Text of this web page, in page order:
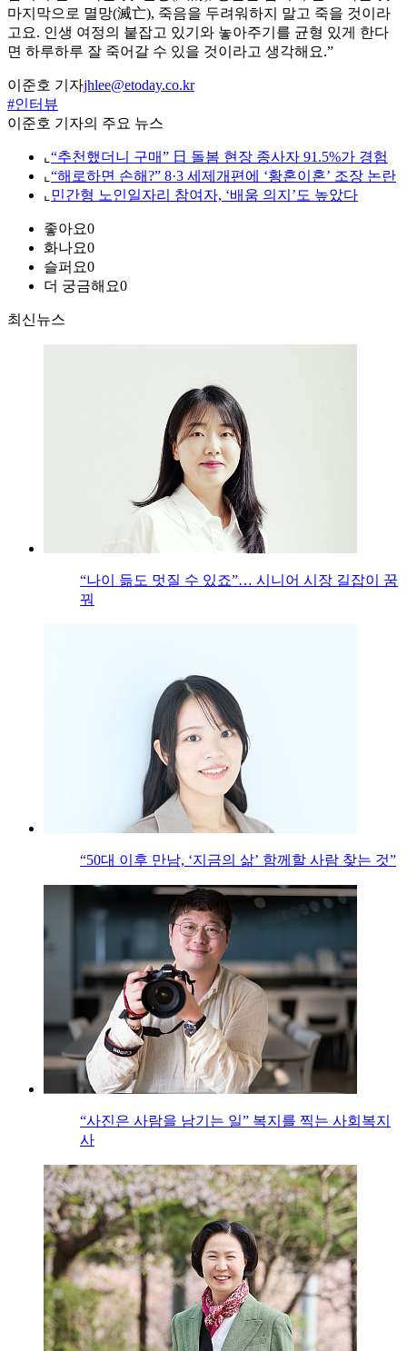
마지막으로 멸망(滅亡), 죽음을 두려워하지 말고 죽을 것이라
고요. 인생 여정의 붙잡고 있기와 놓아주기를 균형 있게 한다
면 하루하루 잘 죽어갈 수 있을 것이라고 생각해요.”
이준호 기자jhlee@etoday.co.kr
#인터뷰
이준호 기자의 주요 뉴스
⌞ “추천했더니 구매” 日 돌봄 현장 종사자 91.5%가 경험
⌞ “해로하면 손해?” 8·3 세제개편에 ‘황혼이혼’ 조장 논란
⌞ 민간형 노인일자리 참여자, ‘배움 의지’도 높았다
좋아요0
화나요0
슬퍼요0
더 궁금해요0
최신뉴스
“나이 듦도 멋질 수 있죠”… 시니어 시장 길잡이 꿈
꿔
“50대 이후 만남, ‘지금의 삶’ 함께할 사람 찾는 것”
“사진은 사람을 남기는 일” 복지를 찍는 사회복지
사